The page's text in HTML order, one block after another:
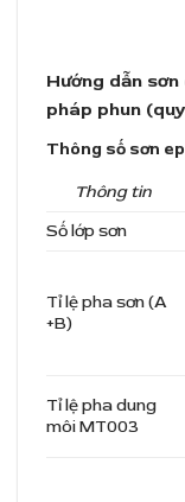
Hướng dẫn
pháp phun
Thông số sơn
Thông tin
Số lớp sơn
Tỉ lệ pha sơn (A
+B)
Tỉ lệ pha dung
môi MT003